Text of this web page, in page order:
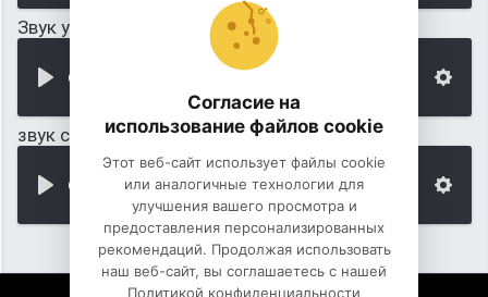
Звук уведомления в iphone: набор сообщения
звук сообщения вк
Согласие на
использование файлов cookie
Этот веб-сайт использует файлы cookie
или аналогичные технологии для
улучшения вашего просмотра и
предоставления персонализированных
рекомендаций. Продолжая использовать
наш веб-сайт, вы соглашаетесь с нашей
Политикой конфиденциальности